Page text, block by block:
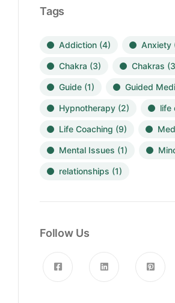
Tags
Addiction (4) Anxiety
Chakra (3) Chakras
Guide (1) Guided
Hypnotherapy (2) life
Life Coaching (9)
Mental Issues (1)
relationships (1)
Follow Us